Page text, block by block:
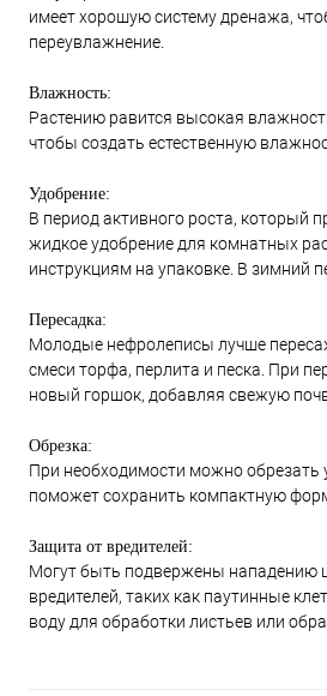
имеет хорошую систему дренажа,
переувлажнение.
Влажность:
Растению равится высокая
чтобы создать естественную
Удобрение:
В период активного роста, который
жидкое удобрение для комнатных
инструкциям на упаковке. В зимний
Пересадка:
Молодые нефролеписы лучше
смеси торфа, перлита и песка. При
новый горшок, добавляя свежую
Обрезка:
При необходимости можно
поможет сохранить компактную
Защита от вредителей:
Могут быть подвержены нападению
вредителей, таких как паутинные
воду для обработки листьев или